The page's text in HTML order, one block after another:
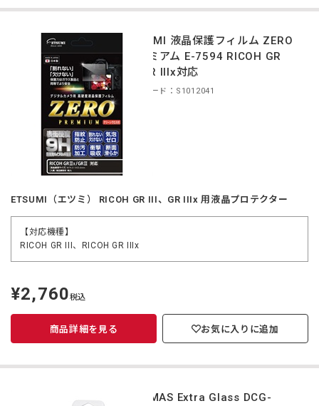
ETSUMI 液晶保護フィルム ZERO
プレミアム E-7594 RICOH GR
III/GR IIIx対応
商品コード：S1012041
ETSUMI（エツミ） RICOH GR III、GR IIIx 用液晶プロテクター
【対応機種】
RICOH GR III、RICOH GR IIIx
定
価
¥2,760税込
商品詳細を見る お気に入りに追加
GRAMAS Extra Glass DCG-